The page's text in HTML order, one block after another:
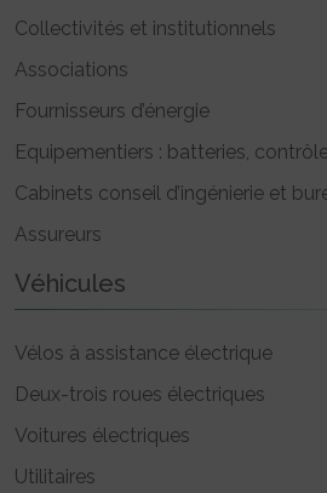
Collectivités et institutionnels
Associations
Fournisseurs d’énergie
Equipementiers : batteries,
Cabinets conseil d’ingénierie et
Assureurs
Véhicules
Vélos à assistance électrique
Deux-trois roues électriques
Voitures électriques
Utilitaires